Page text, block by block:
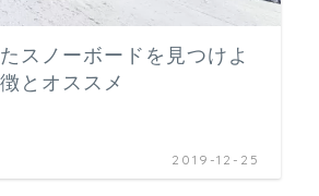
スノーボードを見つけよ
とオススメ
2019-12-25